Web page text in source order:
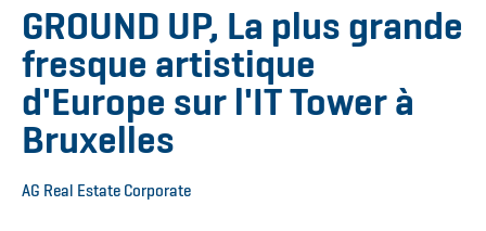
GROUND UP, La plus grande
fresque artistique
d'Europe sur l'IT Tower à
Bruxelles
AG Real Estate Corporate